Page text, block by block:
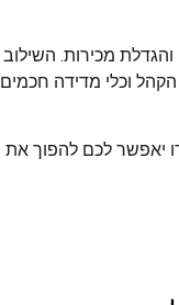
מכירות. השילוב
וכלי מדידה חכמים
יאפשר לכם להפוך את